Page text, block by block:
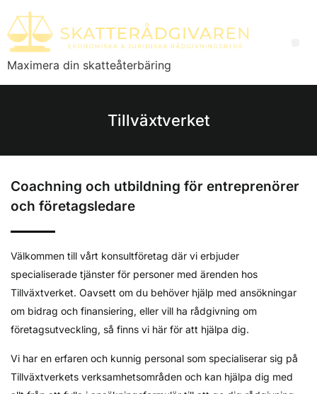
Maximera din skatteåterbäring
Tillväxtverket
Coachning och utbildning för entreprenörer
och företagsledare
Välkommen till vårt konsultföretag där vi erbjuder
specialiserade tjänster för personer med ärenden hos
Tillväxtverket. Oavsett om du behöver hjälp med ansökningar
om bidrag och finansiering, eller vill ha rådgivning om
företagsutveckling, så finns vi här för att hjälpa dig.
Vi har en erfaren och kunnig personal som specialiserar sig på
Tillväxtverkets verksamhetsområden och kan hjälpa dig med